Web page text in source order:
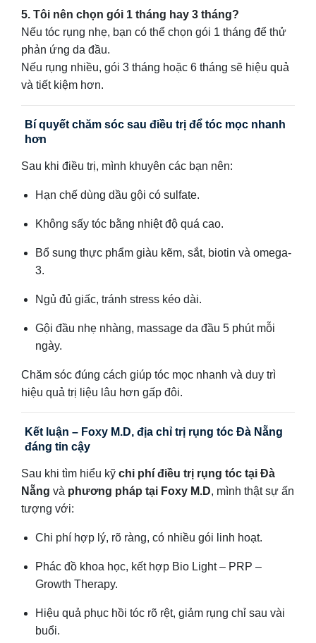
5. Tôi nên chọn gói 1 tháng hay 3 tháng?
Nếu tóc rụng nhẹ, bạn có thể chọn gói 1 tháng để thử
phản ứng da đầu.
Nếu rụng nhiều, gói 3 tháng hoặc 6 tháng sẽ hiệu quả
và tiết kiệm hơn.
Bí quyết chăm sóc sau điều trị để tóc mọc nhanh
hơn
Sau khi điều trị, mình khuyên các bạn nên:
Hạn chế dùng dầu gội có sulfate.
Không sấy tóc bằng nhiệt độ quá cao.
Bổ sung thực phẩm giàu kẽm, sắt, biotin và omega-
3.
Ngủ đủ giấc, tránh stress kéo dài.
Gội đầu nhẹ nhàng, massage da đầu 5 phút mỗi
ngày.
Chăm sóc đúng cách giúp tóc mọc nhanh và duy trì
hiệu quả trị liệu lâu hơn gấp đôi.
Kết luận – Foxy M.D, địa chỉ trị rụng tóc Đà Nẵng
đáng tin cậy
Sau khi tìm hiểu kỹ chi phí điều trị rụng tóc tại Đà
Nẵng và phương pháp tại Foxy M.D, mình thật sự ấn
tượng với:
Chi phí hợp lý, rõ ràng, có nhiều gói linh hoạt.
Phác đồ khoa học, kết hợp Bio Light – PRP –
Growth Therapy.
Hiệu quả phục hồi tóc rõ rệt, giảm rụng chỉ sau vài
buổi.